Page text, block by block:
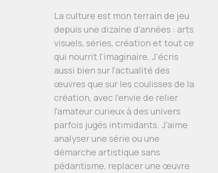
La culture est mon terrain de jeu
depuis une dizaine d'années : arts
visuels, séries, création et tout ce
qui nourrit l'imaginaire. J'écris
aussi bien sur l'actualité des
œuvres que sur les coulisses de la
création, avec l'envie de relier
l'amateur curieux à des univers
parfois jugés intimidants. J'aime
analyser une série ou une
démarche artistique sans
pédantisme, replacer une œuvre